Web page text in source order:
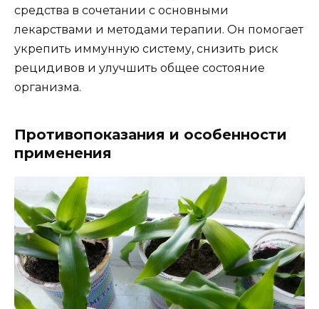
средства в сочетании с основными
лекарствами и методами терапии. Он помогает
укрепить иммунную систему, снизить риск
рецидивов и улучшить общее состояние
организма.
Противопоказания и особенности
применения